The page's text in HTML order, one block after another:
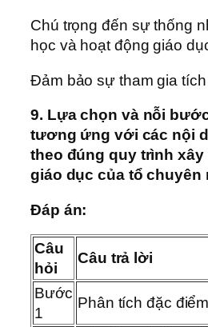
Chú trọng đến sự thống
học và hoạt động giáo
Đảm bảo sự tham gia
9. Lựa chọn và nỗi
tương ứng với các nội
theo đúng quy trình
giáo dục của tổ chuyên
Đáp án:
Câu
hỏi
Câu trả lời
Bước
1
Phân tích đặc